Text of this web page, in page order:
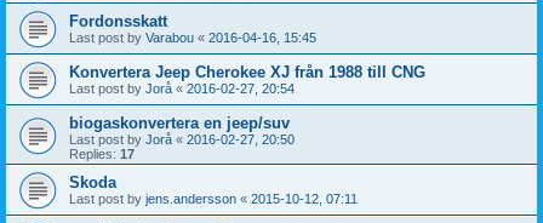
Fordonsskatt
Last post by Varabou « 2016-04-16, 15:45
Konvertera Jeep Cherokee XJ från 1988 till CNG
Last post by Jorå « 2016-02-27, 20:54
biogaskonvertera en jeep/suv
Last post by Jorå « 2016-02-27, 20:50
Replies: 17
Skoda
Last post by jens.andersson « 2015-10-12, 07:11